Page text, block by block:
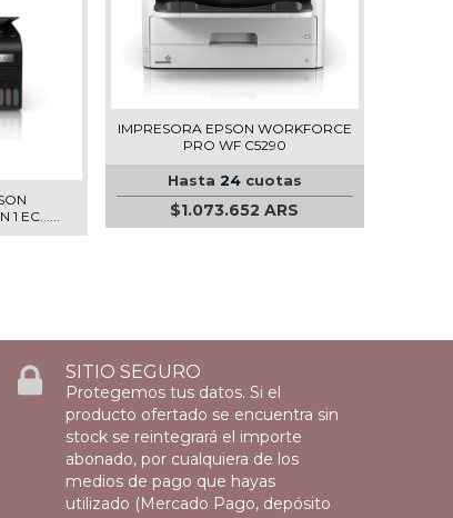
EC......
IMPRESORA EPSON WORKFORCE
PRO WF C5290
Hasta 24cuotas
$1.073.652 ARS
SITIO SEGURO
Protegemos tus datos. Si el
producto ofertado se encuentra sin
stock se reintegrará el importe
abonado, por cualquiera de los
medios de pago que hayas
utilizado (Mercado Pago, depósito